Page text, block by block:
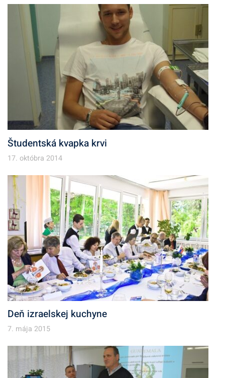
Študentská kvapka krvi
17. októbra 2014
Deň izraelskej kuchyne
7. mája 2015